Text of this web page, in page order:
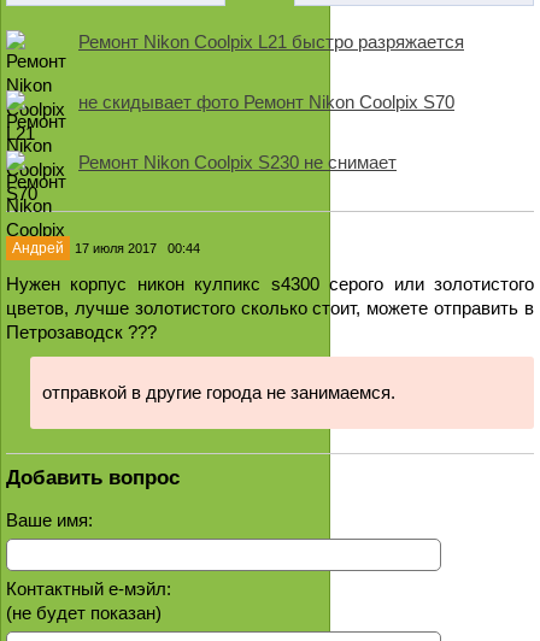
Ремонт Nikon Coolpix L21 быстро разряжается
не скидывает фото Ремонт Nikon Coolpix S70
Ремонт Nikon Coolpix S230 не снимает
Андрей 17 июля 2017 00:44
Нужен корпус никон кулпикс s4300 серого или золотистого
цветов, лучше золотистого сколько стоит, можете отправить в
Петрозаводск ???
отправкой в другие города не занимаемся.
Добавить вопрос
Ваше имя:
Контактный е-мэйл:
(не будет показан)